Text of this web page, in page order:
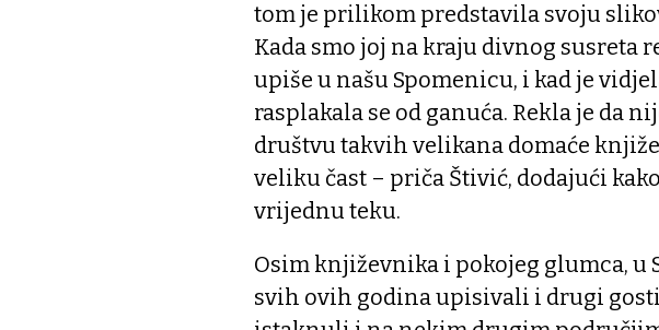
tom je prilikom predstavila svoju
Kada smo joj na kraju divnog susreta
upiše u našu Spomenicu, i kad je
rasplakala se od ganuća. Rekla je da
društvu takvih velikana domaće
veliku čast – priča Štivić, dodajući
vrijednu teku.
Osim književnika i pokojeg glumca, u
svih ovih godina upisivali i drugi